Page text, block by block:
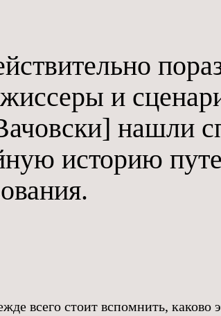
и
нашли
историю
всего стоит вспомнить, каково